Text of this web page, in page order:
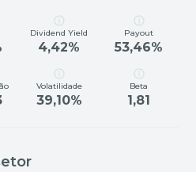
Dividend Yield
4,42%
Payout
53,46%
Volatilidade
39,10%
Beta
1,81